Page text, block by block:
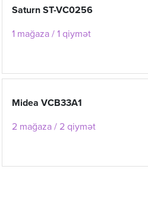
Saturn ST-VC0256
1 mağaza / 1 qiymət
Midea VCB33A1
2 mağaza / 2 qiymət